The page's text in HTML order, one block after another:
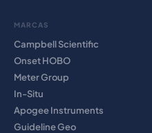
MARCAS
Campbell Scientific
Onset HOBO
Meter Group
In-Situ
Apogee Instruments
Guideline Geo